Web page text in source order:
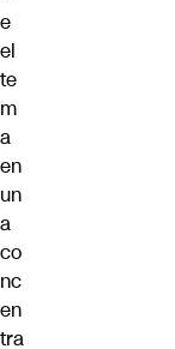
e
el
te
m
a
en
un
a
co
nc
en
tra